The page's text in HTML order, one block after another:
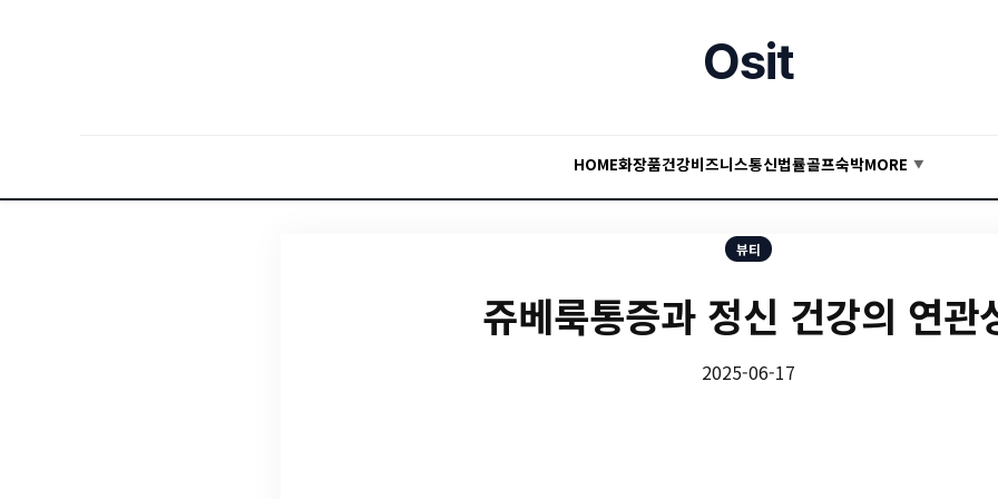
Osit
HOME화장품건강비즈니스통신법률골프숙박MORE ▼
뷰티
쥬베룩통증과 정신 건강의 연관
2025-06-17